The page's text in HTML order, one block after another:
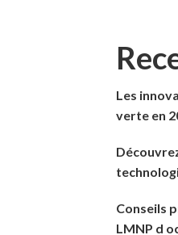
Les
verte en
Conseils
LMNP d